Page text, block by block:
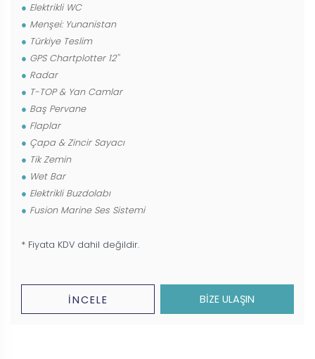
Elektrikli WC
Menşei: Yunanistan
Türkiye Teslim
GPS Chartplotter 12''
Radar
T-TOP & Yan Camlar
Baş Pervane
Flaplar
Çapa & Zincir Sayacı
Tik Zemin
Wet Bar
Elektrikli Buzdolabı
Fusion Marine Ses Sistemi
* Fiyata KDV dahil değildir.
İNCELE BİZE ULAŞIN